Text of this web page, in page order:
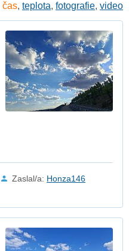
čas, teplota, fotografie, video
Zaslal/a: Honza146